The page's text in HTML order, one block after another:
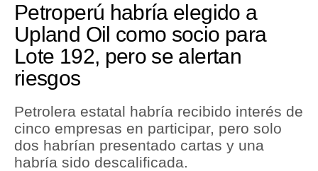
Economía
Mercados
Perú
Política
Tu Dinero
Finanzas Personales
Petroperú habría elegido a
Upland Oil como socio para
Lote 192, pero se alertan
riesgos
Petrolera estatal habría recibido interés de
cinco empresas en participar, pero solo
dos habrían presentado cartas y una
habría sido descalificada.